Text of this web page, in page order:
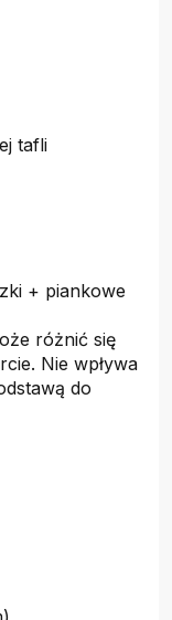
tafli
+ piankowe
różnić się
Nie wpływa
do